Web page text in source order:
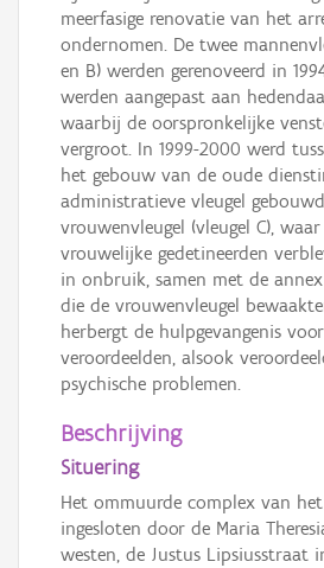
meerfasige renovatie van het
ondernomen. De twee
en B) werden gerenoveerd in
werden aangepast aan
waarbij de oorspronkelijke
vergroot. In 1999-2000 werd
het gebouw van de oude
administratieve vleugel
vrouwenvleugel (vleugel C),
vrouwelijke gedetineerden
in onbruik, samen met de
die de vrouwenvleugel
herbergt de hulpgevangenis
veroordeelden, alsook
psychische problemen.
Beschrijving
Situering
Het ommuurde complex van
ingesloten door de Maria
westen, de Justus Lipsiusstraat